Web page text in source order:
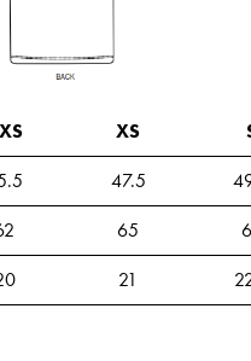
XS
47.5
65
21